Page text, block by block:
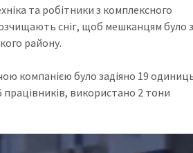
та робітники з комплексного
сніг, щоб мешканцям було
району.
компанією було задіяно 19
працівників, використано 2 тони